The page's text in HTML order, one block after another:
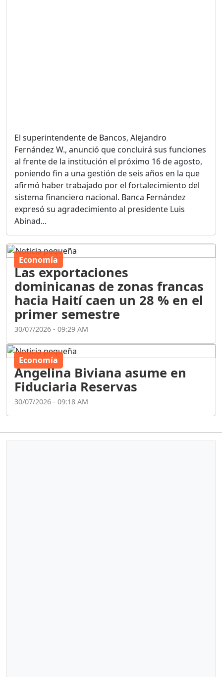
El superintendente de Bancos, Alejandro
Fernández W., anunció que concluirá sus funciones
al frente de la institución el próximo 16 de agosto,
poniendo fin a una gestión de seis años en la que
afirmó haber trabajado por el fortalecimiento del
sistema financiero nacional. Banca Fernández
expresó su agradecimiento al presidente Luis
Abinad...
Economía
Las exportaciones
dominicanas de zonas francas
hacia Haití caen un 28 % en el
primer semestre
30/07/2026 - 09:29 AM
Economía
Angelina Biviana asume en
Fiduciaria Reservas
30/07/2026 - 09:18 AM